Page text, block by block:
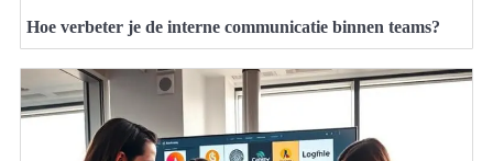
Hoe verbeter je de interne communicatie binnen teams?